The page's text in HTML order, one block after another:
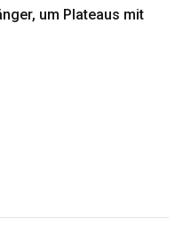
um Plateaus mit